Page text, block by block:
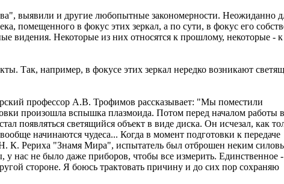
выявили и другие любопытные закономерности. Неожиданно
помещенного в фокус этих зеркал, а по сути, в фокус его
видения. Некоторые из них относятся к прошлому, некоторые - к
Так, например, в фокусе этих зеркал нередко возникают
профессор А.В. Трофимов рассказывает: "Мы поместили
произошла вспышка плазмоида. Потом перед началом работы в
появляться светящийся объект в виде диска. Он исчезал, как
начинаются чудеса... Когда в момент подготовки к передаче
К. Рериха "Знамя Мира", испытатель был отброшен неким
нас не было даже приборов, чтобы все измерить. Единственное
стороне. Я боюсь трактовать причину и до сих пор сохраняю